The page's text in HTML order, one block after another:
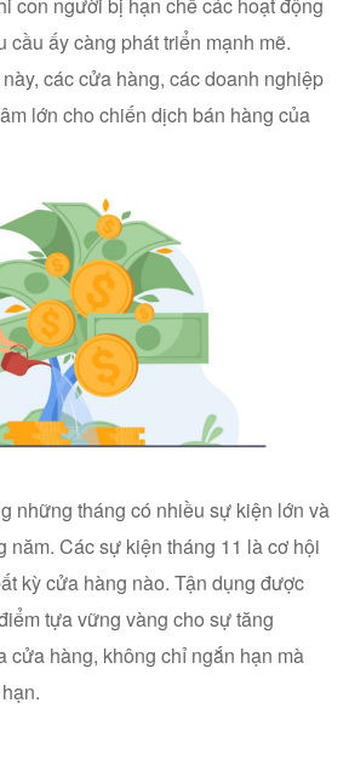
con người bị hạn chế các hoạt động
cầu ấy càng phát triển mạnh mẽ.
các cửa hàng, các doanh nghiệp
lớn cho chiến dịch bán hàng của
những tháng có nhiều sự kiện lớn và
năm. Các sự kiện tháng 11 là cơ hội
kỳ cửa hàng nào. Tận dụng được
tựa vững vàng cho sự tăng
cửa hàng, không chỉ ngắn hạn mà